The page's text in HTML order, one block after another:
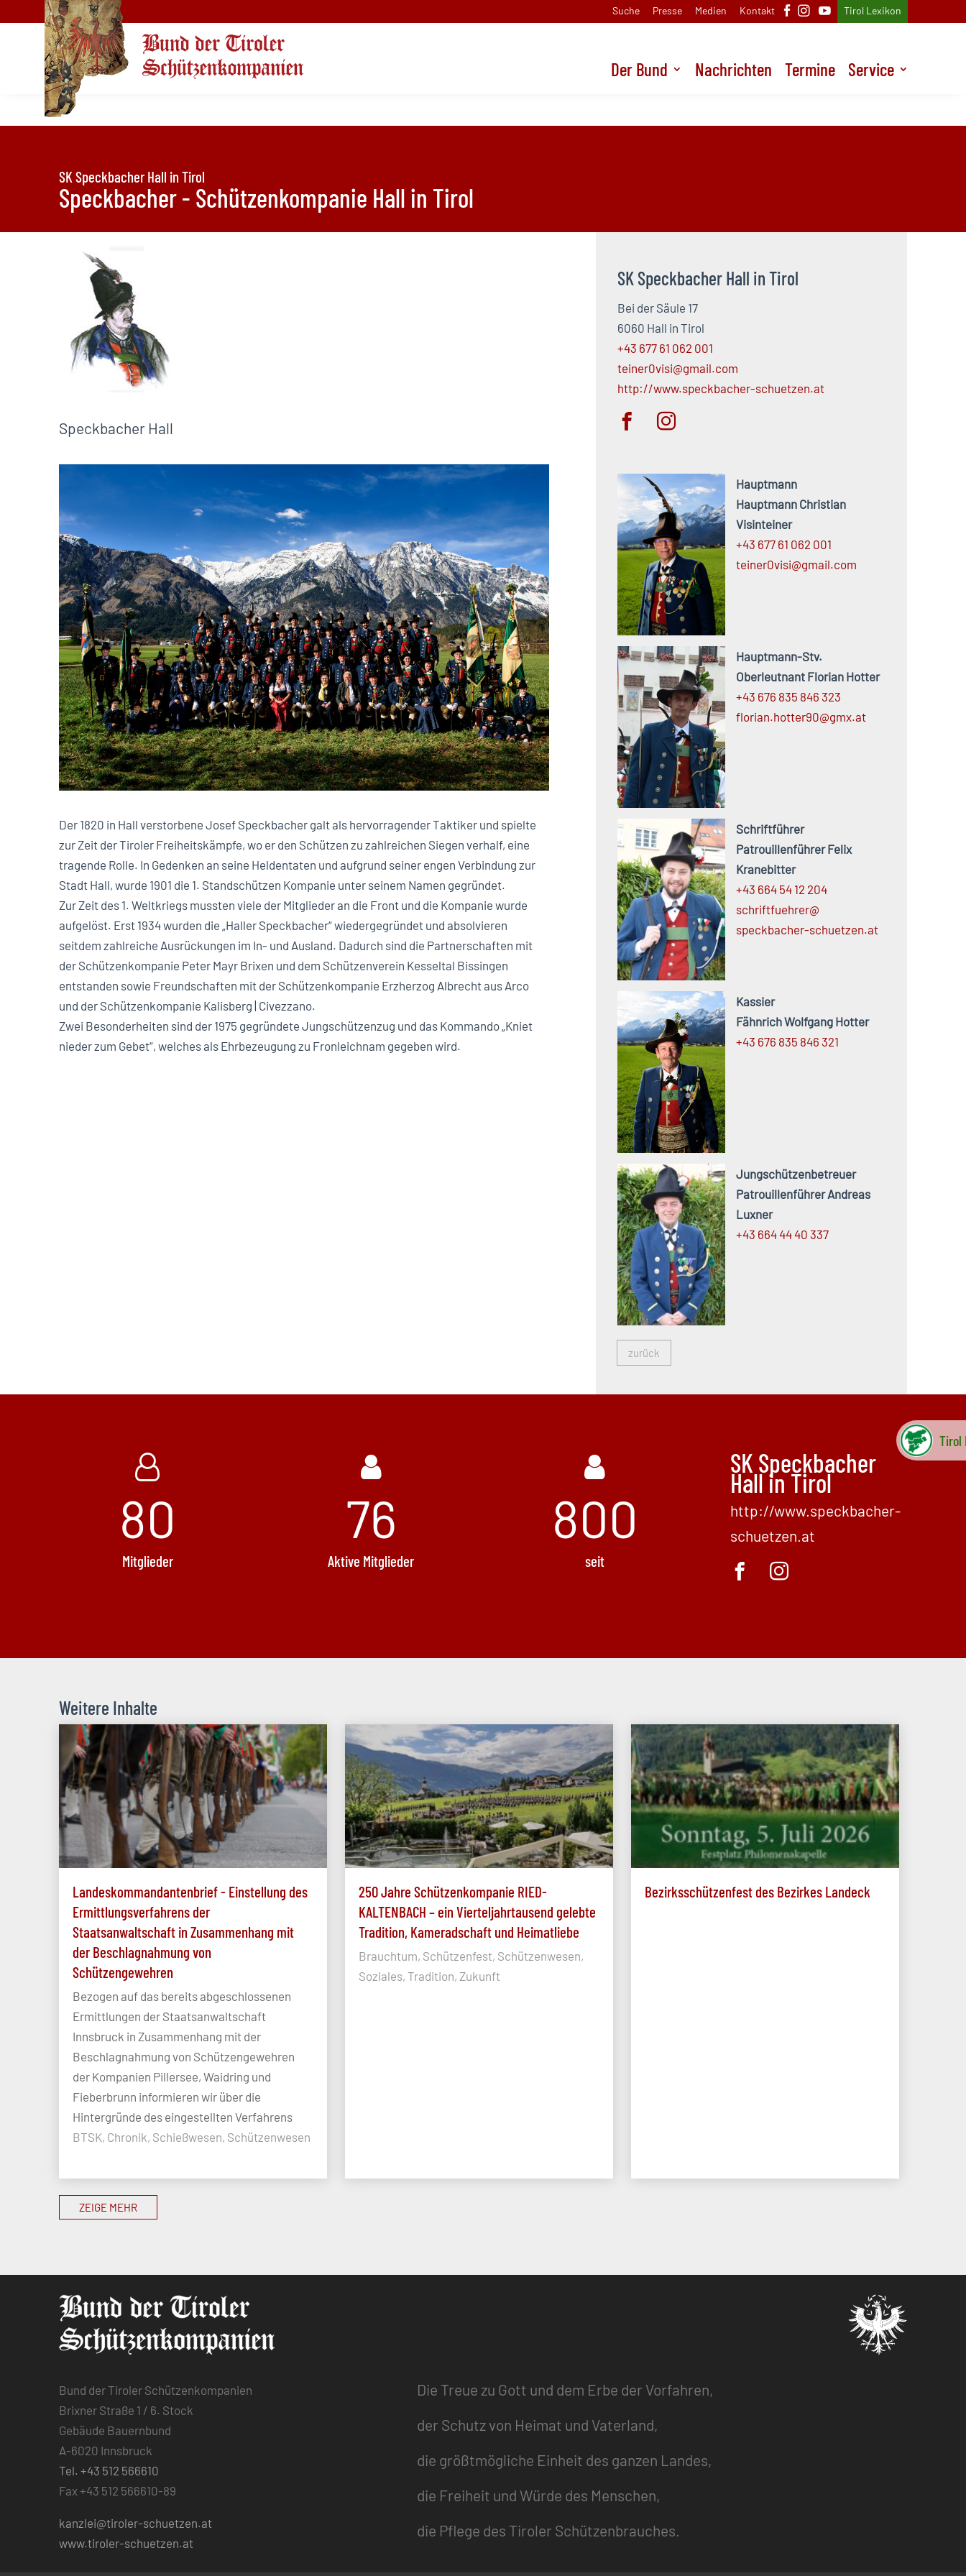
Suche Presse Medien Kontakt Tirol Lexikon
Der Bund Nachrichten Termine Service
Tirol
SK Speckbacher Hall in Tirol
Speckbacher - Schützenkompanie Hall in Tirol
Speckbacher Hall
Der 1820 in Hall verstorbene Josef Speckbacher galt als hervorragender Taktiker und spielte
zur Zeit der Tiroler Freiheitskämpfe, wo er den Schützen zu zahlreichen Siegen verhalf, eine
tragende Rolle. In Gedenken an seine Heldentaten und aufgrund seiner engen Verbindung zur
Stadt Hall, wurde 1901 die 1. Standschützen Kompanie unter seinem Namen gegründet.
Zur Zeit des 1. Weltkriegs mussten viele der Mitglieder an die Front und die Kompanie wurde
aufgelöst. Erst 1934 wurden die „Haller Speckbacher“ wiedergegründet und absolvieren
seitdem zahlreiche Ausrückungen im In- und Ausland. Dadurch sind die Partnerschaften mit
der Schützenkompanie Peter Mayr Brixen und dem Schützenverein Kesseltal Bissingen
entstanden sowie Freundschaften mit der Schützenkompanie Erzherzog Albrecht aus Arco
und der Schützenkompanie Kalisberg | Civezzano.
Zwei Besonderheiten sind der 1975 gegründete Jungschützenzug und das Kommando „Kniet
nieder zum Gebet“, welches als Ehrbezeugung zu Fronleichnam gegeben wird.
SK Speckbacher Hall in Tirol
Bei der Säule 17
6060 Hall in Tirol
+43 677 61 062 001
teiner0visi@gmail.com
http://www.speckbacher-schuetzen.at
Hauptmann
Hauptmann Christian
Visinteiner
+43 677 61 062 001
teiner0visi@gmail.com
Hauptmann-Stv.
Oberleutnant Florian Hotter
+43 676 835 846 323
florian.hotter90@gmx.at
Schriftführer
Patrouillenführer Felix
Kranebitter
+43 664 54 12 204
schriftfuehrer@
speckbacher-schuetzen.at
Kassier
Fähnrich Wolfgang Hotter
+43 676 835 846 321
Jungschützenbetreuer
Patrouillenführer Andreas
Luxner
+43 664 44 40 337
zurück
82
Mitglieder
76
Aktive Mitglieder
1160
seit
SK Speckbacher
Hall in Tirol
http://www.speckbacher-
schuetzen.at
Weitere Inhalte
Landeskommandantenbrief - Einstellung des
Ermittlungsverfahrens der
Staatsanwaltschaft in Zusammenhang mit
der Beschlagnahmung von
Schützengewehren
Bezogen auf das bereits abgeschlossenen
Ermittlungen der Staatsanwaltschaft
Innsbruck in Zusammenhang mit der
Beschlagnahmung von Schützengewehren
der Kompanien Pillersee, Waidring und
Fieberbrunn informieren wir über die
Hintergründe des eingestellten Verfahrens
BTSK, Chronik, Schießwesen, Schützenwesen
250 Jahre Schützenkompanie RIED-
KALTENBACH – ein Vierteljahrtausend gelebte
Tradition, Kameradschaft und Heimatliebe
Brauchtum, Schützenfest, Schützenwesen,
Soziales, Tradition, Zukunft
Bezirksschützenfest des Bezirkes Landeck
ZEIGE MEHR
Bund der Tiroler Schützenkompanien
Brixner Straße 1 / 6. Stock
Gebäude Bauernbund
A-6020 Innsbruck
Tel. +43 512 566610
Fax +43 512 566610-89
kanzlei@tiroler-schuetzen.at
www.tiroler-schuetzen.at
Die Treue zu Gott und dem Erbe der Vorfahren,
der Schutz von Heimat und Vaterland,
die größtmögliche Einheit des ganzen Landes,
die Freiheit und Würde des Menschen,
die Pflege des Tiroler Schützenbrauches.